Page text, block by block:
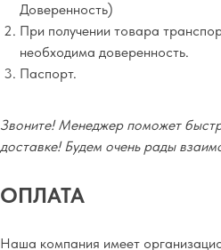
Доверенность)
При получении товара
необходима доверенность.
Паспорт.
Звоните! Менеджер поможет
доставке! Будем очень рады
ОПЛАТА
Наша компания имеет